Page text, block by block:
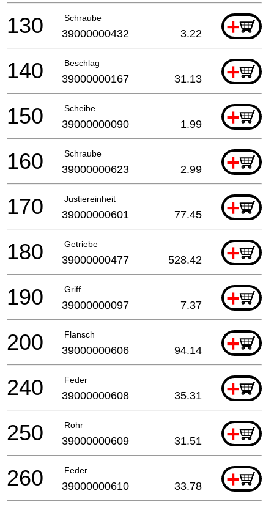
Schraube +
130 39000000432 3.22
Beschlag +
140 39000000167 31.13
Scheibe +
150 39000000090 1.99
Schraube +
160 39000000623 2.99
Justiereinheit +
170 39000000601 77.45
Getriebe +
180 39000000477 528.42
Griff +
190 39000000097 7.37
Flansch +
200 39000000606 94.14
Feder +
240 39000000608 35.31
Rohr +
250 39000000609 31.51
Feder +
260 39000000610 33.78